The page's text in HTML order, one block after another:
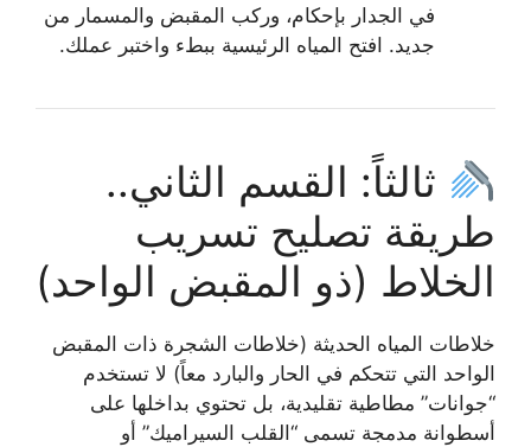
في الجدار بإحكام، وركب المقبض والمسمار من
جديد. افتح المياه الرئيسية ببطء واختبر عملك.
ثالثاً: القسم الثاني..
طريقة تصليح تسريب
الخلاط (ذو المقبض الواحد)
خلاطات المياه الحديثة (خلاطات الشجرة ذات المقبض
الواحد التي تتحكم في الحار والبارد معاً) لا تستخدم
“جوانات” مطاطية تقليدية، بل تحتوي بداخلها على
أسطوانة مدمجة تسمى “القلب السيراميك” أو